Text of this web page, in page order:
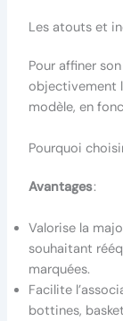
Les atouts et
Pour affiner
objectivement
modèle, en
Pourquoi
Avantages:
Valorise la
souhaitant
marquées.
Facilite
bottines,